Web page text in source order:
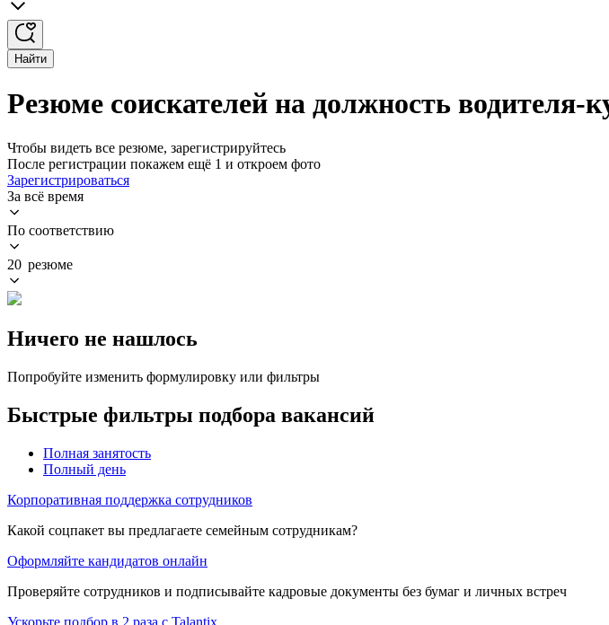
Найти
Резюме соискателей на должность
Чтобы видеть все резюме, зарегистрируйтесь
После регистрации покажем ещё 1 и откроем фото
Зарегистрироваться
За всё время
По соответствию
20 резюме
Ничего не нашлось
Попробуйте изменить формулировку или фильтры
Быстрые фильтры подбора вакансий
Полная занятость
Полный день
Корпоративная поддержка сотрудников
Какой соцпакет вы предлагаете семейным сотрудникам?
Оформляйте кандидатов онлайн
Проверяйте сотрудников и подписывайте кадровые документы без бумаг и личных встреч
Ускорьте подбор в 2 раза с Talantix